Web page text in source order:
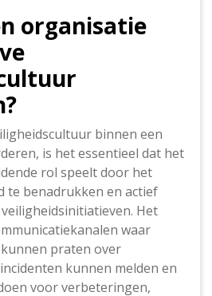
organisatie
binnen een
is het essentieel dat het
rol speelt door het
te benadrukken en actief
Het
waar
praten over
kunnen melden en
voor verbeteringen,